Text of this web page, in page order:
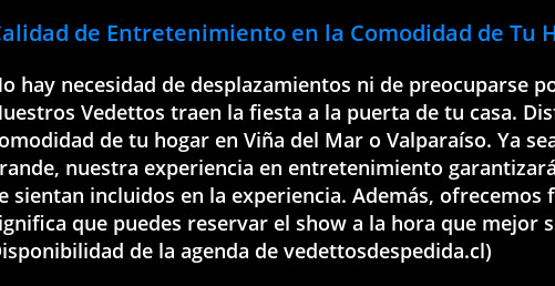
de Entretenimiento en la Comodidad de Tu
hay necesidad de desplazamientos ni de preocuparse
Vedettos traen la fiesta a la puerta de tu casa.
de tu hogar en Viña del Mar o Valparaíso. Ya
nuestra experiencia en entretenimiento
sientan incluidos en la experiencia. Además,
que puedes reservar el show a la hora que mejor
de la agenda de vedettosdespedida.cl)